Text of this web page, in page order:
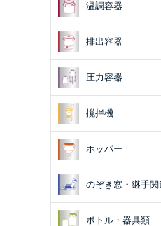
温調容器
排出容器
圧力容器
撹拌機
ホッパー
のぞき窓・継手関
ボトル・器具類